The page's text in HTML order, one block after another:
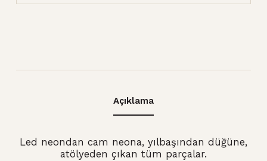
Açıklama
Led neondan cam neona, yılbaşından düğüne,
atölyeden çıkan tüm parçalar.